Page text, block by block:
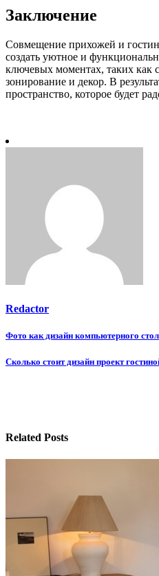
Заключение
Совмещение прихожей и
создать уютное и
ключевых моментах, таких как
зонирование и декор. В
пространство, которое будет
Redactor
Навигация
по
Фото как дизайн компьютерного
Сколько стоит дизайн проект
Related Posts